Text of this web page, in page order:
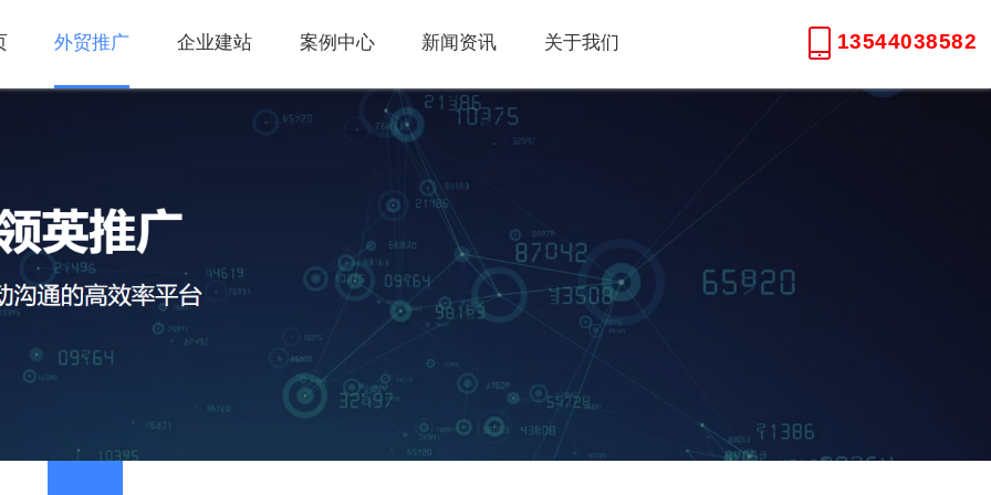
13544038582
外贸推广 企业建站 案例中心 新闻资讯 关于我们